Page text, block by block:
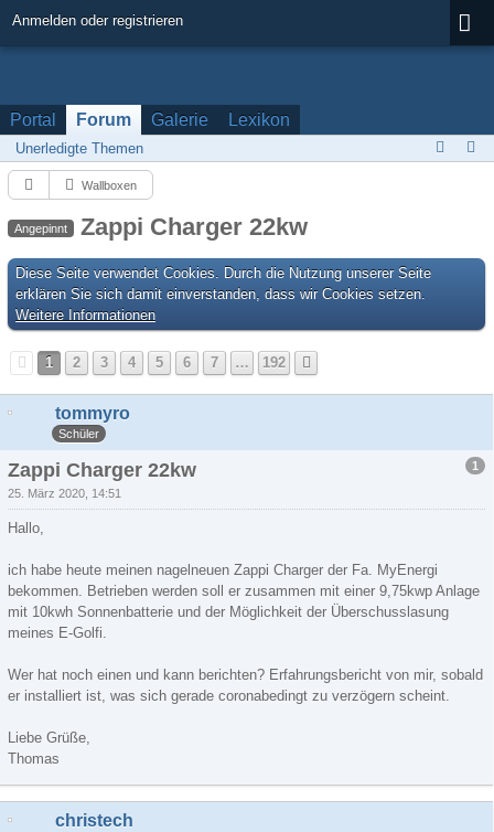
Anmelden oder registrieren
Portal Forum Galerie Lexikon
Unerledigte Themen
Wallboxen
Angepinnt Zappi Charger 22kw
Diese Seite verwendet Cookies. Durch die Nutzung unserer Seite
erklären Sie sich damit einverstanden, dass wir Cookies setzen.
Weitere Informationen
1 2 3 4 5 6 7 … 192
tommyro
Schüler
1
Zappi Charger 22kw
25. März 2020, 14:51
Hallo,
ich habe heute meinen nagelneuen Zappi Charger der Fa. MyEnergi
bekommen. Betrieben werden soll er zusammen mit einer 9,75kwp Anlage
mit 10kwh Sonnenbatterie und der Möglichkeit der Überschusslasung
meines E-Golfi.
Wer hat noch einen und kann berichten? Erfahrungsbericht von mir, sobald
er installiert ist, was sich gerade coronabedingt zu verzögern scheint.
Liebe Grüße,
Thomas
christech